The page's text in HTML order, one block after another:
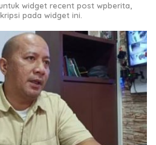
widget recent post wpberita,
pada widget ini.